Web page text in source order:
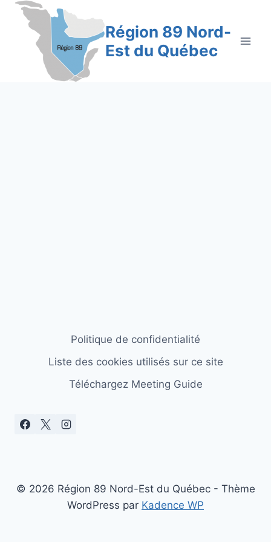
Aller
contenu
Région 89 Nord-
Est du Québec
Politique de confidentialité
Liste des cookies utilisés sur ce site
Téléchargez Meeting Guide
© 2026 Région 89 Nord-Est du Québec - Thème
WordPress par Kadence WP